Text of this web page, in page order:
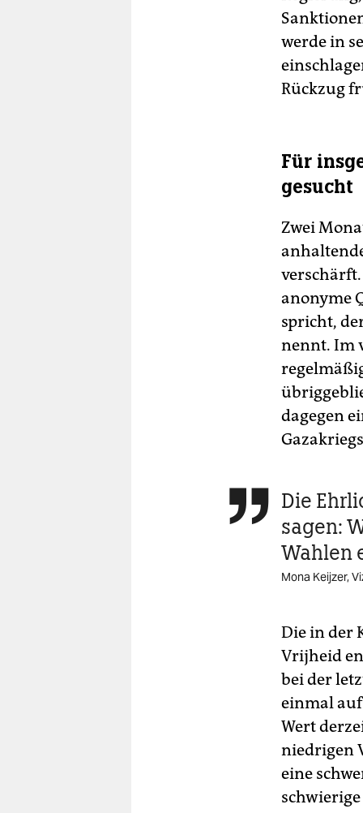
werde in
Rückzug
Für
gesucht
Zwei
anonyme
spricht,
nennt. Im
dagegen
 Die
sagen:
Wahlen
Mona Keijzer,
Die in der
Vrijheid
bei der
einmal
Wert
niedrigen
eine